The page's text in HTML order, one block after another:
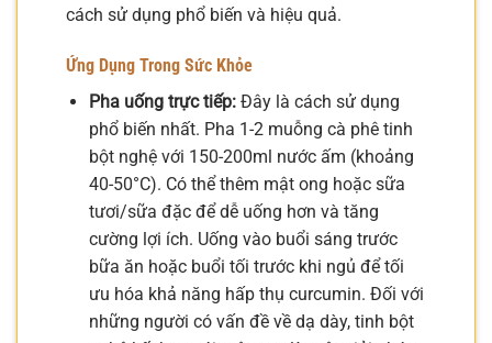
cách sử dụng phổ biến và hiệu quả.
Ứng Dụng Trong Sức Khỏe
Pha uống trực tiếp:Đây là cách sử dụng
phổ biến nhất. Pha 1-2 muỗng cà phê tinh
bột nghệ với 150-200ml nước ấm (khoảng
40-50°C). Có thể thêm mật ong hoặc sữa
tươi/sữa đặc để dễ uống hơn và tăng
cường lợi ích. Uống vào buổi sáng trước
bữa ăn hoặc buổi tối trước khi ngủ để tối
ưu hóa khả năng hấp thụ curcumin. Đối với
những người có vấn đề về dạ dày, tinh bột